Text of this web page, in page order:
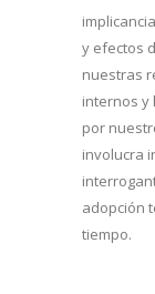
y efectos
nuestras
internos y
por
involucra
adopción
tiempo.